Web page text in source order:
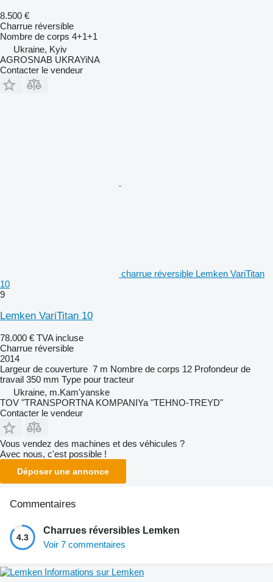
8.500 €
Charrue réversible
Nombre de corps 4+1+1
Ukraine, Kyiv
AGROSNAB UKRAYiNA
Contacter le vendeur
charrue réversible Lemken VariTitan
10
9
Lemken VariTitan 10
78.000 € TVA incluse
Charrue réversible
2014
Largeur de couverture 7 m Nombre de corps 12 Profondeur de
travail 350 mm Type pour tracteur
Ukraine, m.Kam'yanske
TOV "TRANSPORTNA KOMPANIYa "TEHNO-TREYD"
Contacter le vendeur
Vous vendez des machines et des véhicules ?
Avec nous, c'est possible !
Déposer une annonce
Commentaires
4.3
Charrues réversibles Lemken
Voir 7 commentaires
Informations sur Lemken